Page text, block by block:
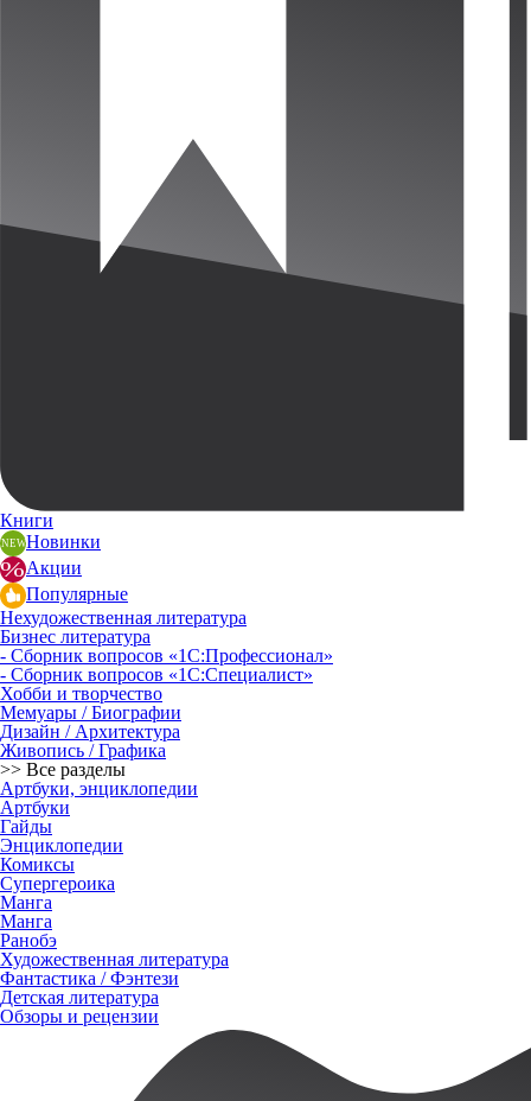
Книги
Новинки
Акции
Популярные
Нехудожественная литература
Бизнес литература
- Сборник вопросов «1С:Профессионал»
- Сборник вопросов «1С:Специалист»
Хобби и творчество
Мемуары / Биографии
Дизайн / Архитектура
Живопись / Графика
>> Все разделы
Артбуки, энциклопедии
Артбуки
Гайды
Энциклопедии
Комиксы
Супергероика
Манга
Манга
Ранобэ
Художественная литература
Фантастика / Фэнтези
Детская литература
Обзоры и рецензии